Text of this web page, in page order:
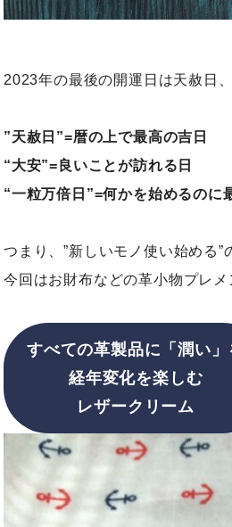
2023年の最後の開運日は天赦日
”天赦日”=暦の上で最高の吉日
“大安”=良いことが訪れる日
“一粒万倍日”=何かを始めるのに
つまり、”新しいモノ使い始める”
今回はお財布などの革小物プレ
すべての革製品に「潤い」
経年変化を楽しむ
レザークリーム